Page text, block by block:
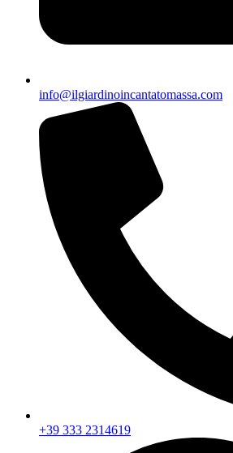
info@ilgiardinoincantatomassa.com
+39 333 2314619